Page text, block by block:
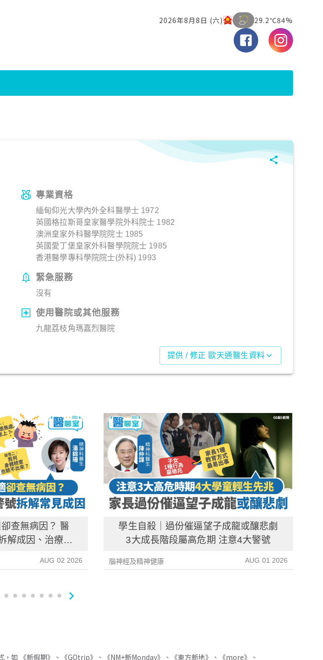
專業資格
緬甸仰光大學內外全科醫學士 1972
英國格拉斯哥皇家醫學院外科院士 1982
澳洲皇家外科醫學院院士 1985
英國愛丁堡皇家外科醫學院院士 1985
香港醫學專科學院院士(外科) 1993
緊急服務
沒有
使用醫院或其他服務
九龍荔枝角瑪嘉烈醫院
提供 / 修正 歐天通醫生資料
查無病因？ 醫
解成因、治療方
AUG 02 2026
學生自殺｜過份催逼望子成龍或釀悲劇
3大成長階段屬高危期 注意4大警號
腦神經及精神健康 AUG 01 2026